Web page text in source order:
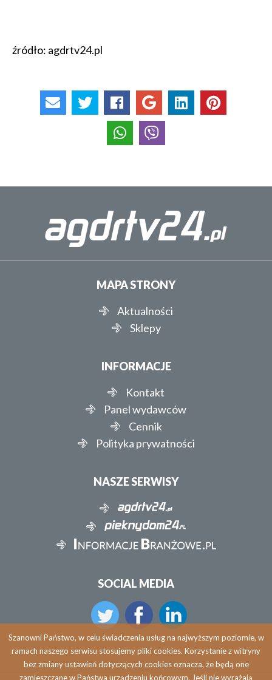
źródło: agdrtv24.pl
MAPA STRONY
Aktualności
Sklepy
INFORMACJE
Kontakt
Panel wydawców
Cennik
Polityka prywatności
NASZE SERWISY
SOCIAL MEDIA
Szanowni Państwo, w celu świadczenia usług na najwyższym poziomie, w
ramach naszego serwisu stosujemy pliki cookies. Korzystanie z witryny
bez zmiany ustawień dotyczących cookies oznacza, że będą one
zamieszczane w Państwa urządzeniu końcowym. Jeśli nie wyrażają